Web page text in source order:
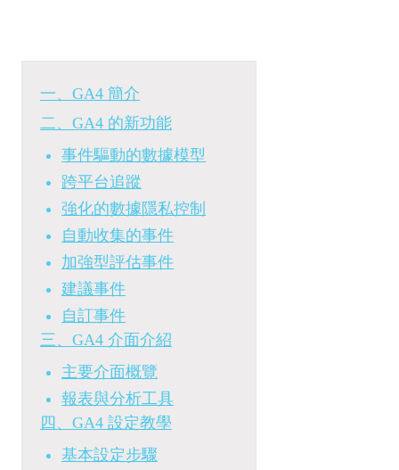
一、GA4 簡介
二、GA4 的新功能
事件驅動的數據模型
跨平台追蹤
強化的數據隱私控制
自動收集的事件
加強型評估事件
建議事件
自訂事件
三、GA4 介面介紹
主要介面概覽
報表與分析工具
四、GA4 設定教學
基本設定步驟